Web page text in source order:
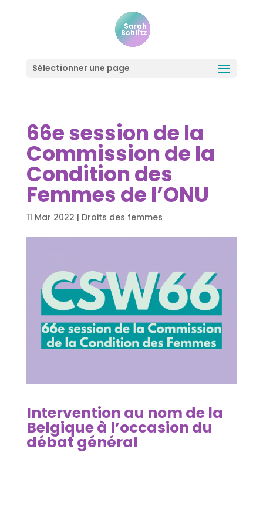
Sélectionner une page
66e session de la
Commission de la
Condition des
Femmes de l’ONU
11 Mar 2022 | Droits des femmes
Intervention au nom de la
Belgique à l’occasion du
débat général